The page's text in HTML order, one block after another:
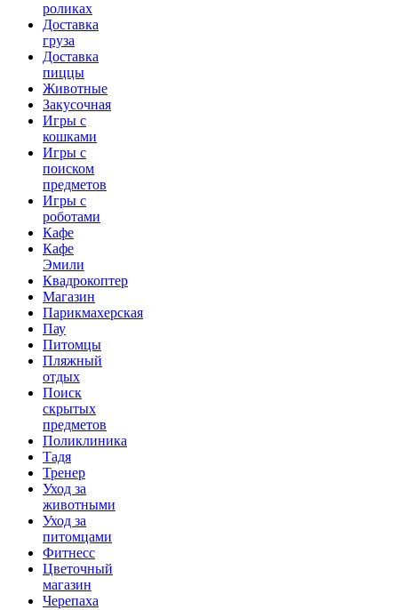
роликах
Доставка
груза
Доставка
пиццы
Животные
Закусочная
Игры с
кошками
Игры с
поиском
предметов
Игры с
роботами
Кафе
Кафе
Эмили
Квадрокоптер
Магазин
Парикмахерская
Пау
Питомцы
Пляжный
отдых
Поиск
скрытых
предметов
Поликлиника
Тадя
Тренер
Уход за
животными
Уход за
питомцами
Фитнесс
Цветочный
магазин
Черепаха